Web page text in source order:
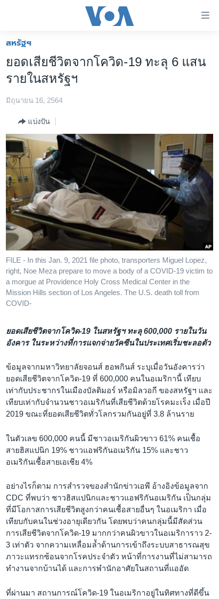
ต่อ
ไป
เนื้อหา
ข้าม
หลัก
ข้าม
ไป
การ
ค้นหา
โลก
เอเชีย
สหรัฐฯ
ไทย
ธุรกิจ
วิทยาศาสตร์
สังคมและสุขภาพ
ไลฟ์สไตล์
ตรวจสอบข่าว
เรียนรู้ภาษาอังกฤษ
พอดคาสต์
ติดตามเรา
สหรัฐฯ
ยอดเสียชีวิตจากโควิด-19 ทะลุ 6 แสน
รายในสหรัฐฯ
มิถุนายน 16, 2564
แบ่งปัน
FILE - In this Jan. 9, 2021 file photo, transporters Miguel Lopez,
right, Noe Meza prepare to move a body of a COVID-19 victim to
a morgue at Providence Holy Cross Medical Center in the
Mission Hills section of Los Angeles. The U.S. death toll from
COVID-
ยอดเสียชีวิตจากโควิด-19 ในสหรัฐฯ ทะลุ 600,000 รายในวัน
อังคาร ในระหว่างที่การแจกจ่ายวัคซีนในประเทศเริ่มชะลอตัว
ข้อมูลจากมหาวิทยาลัยจอนส์ ฮอพกินส์ ระบุเมื่อวันอังคารว่า
ยอดเสียชีวิตจากโควิด-19 ที่ 600,000 คนในอเมริกานี้ เทียบ
เท่ากับประชากรในเมืองบัลติมอร์ หรือมิลวอกี ของสหรัฐฯ และ
เทียบเท่ากับจำนวนชาวอเมริกันที่เสียชีวิตด้วยโรคมะเร็ง เมื่อปี
2019 ขณะที่ยอดเสียชีวิตทั่วโลกรวมกันอยู่ที่ 3.8 ล้านราย
ในตัวเลข 600,000 คนนี้ มีชาวอเมริกันผิวขาว 61% คนเชื้อ
สายฮิสแปนิก 19% ชาวแอฟริกันอเมริกัน 15% และชาว
อเมริกันเชื้อสายเอเชีย 4%
อย่างไรก็ตาม การสำรวจของสำนักข่าวเอพี อ้างอิงข้อมูลจาก
CDC ที่พบว่า ชาวฮิสแปนิกและชาวแอฟริกันอเมริกัน เป็นกลุ่ม
ที่มีโอกาสการเสียชีวิตสูงกว่าคนเชื้อสายอื่นๆ ในอเมริกา เมื่อ
เทียบกับคนในช่วงอายุเดียวกัน โดยพบว่าคนกลุ่มนี้มีสัดส่วน
การเสียชีวิตจากโควิด-19 มากกว่าคนผิวขาวในอเมริการาว 2-
3 เท่าตัว จากความเหลื่อมล้ำด้านการเข้าถึงระบบสาธารณสุข
ภาวะแทรกซ้อนจากโรคประจำตัว หน้าที่การงานที่ไม่สามารถ
ทำงานจากบ้านได้ และการพำนักอาศัยในสถานที่แออัด
ที่ผ่านมา สถานการณ์โควิด-19 ในอเมริกาอยู่ในทิศทางที่ดีขึ้น